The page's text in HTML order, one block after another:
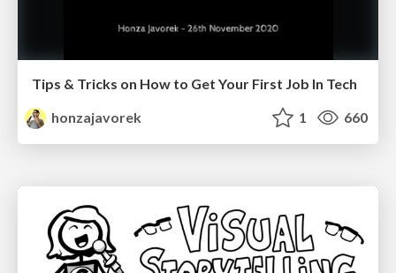
Tips & Tricks on How to Get Your First Job In Tech
honzajavorek
1 660